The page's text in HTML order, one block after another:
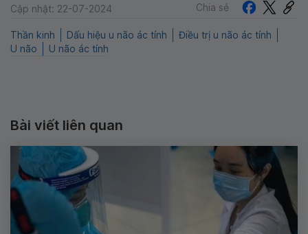
Cập nhật: 22-07-2024 Chia sẻ
Thần kinh Dấu hiệu u não ác tính
Điều trị u não ác tính
U não
U não ác tính
Bài viết liên quan